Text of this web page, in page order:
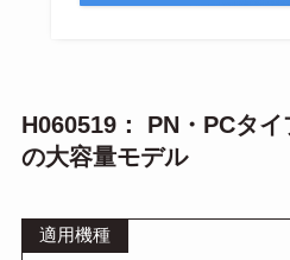
H060519： PN・PCタ
の大容量モデル
適用機種